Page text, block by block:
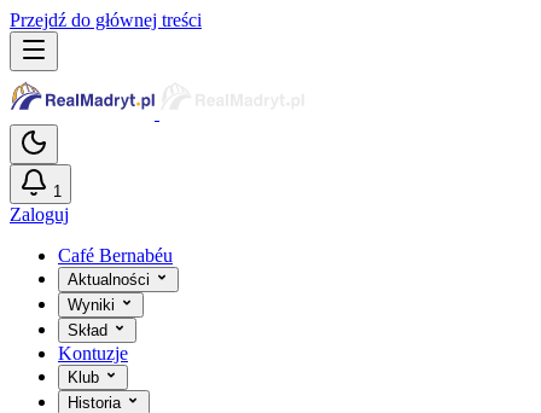
Przejdź do głównej treści
1
Zaloguj
Café Bernabéu
Aktualności
Wyniki
Skład
Kontuzje
Klub
Historia